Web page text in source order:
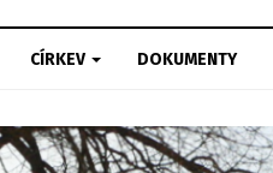
CÍRKEV DOKUMENTY